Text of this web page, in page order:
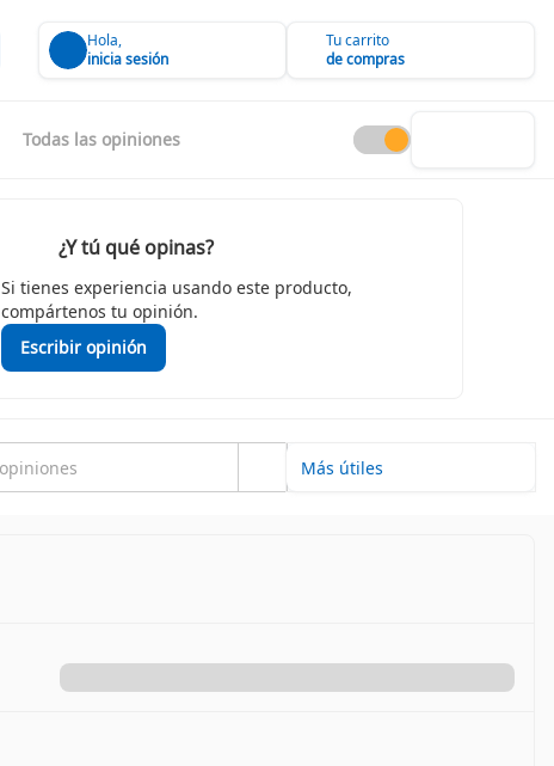
Hola,
inicia sesión
Tu carrito
de compras
Todas las opiniones
¿Y tú qué opinas?
Si tienes experiencia usando este producto,
compártenos tu opinión.
Escribir opinión